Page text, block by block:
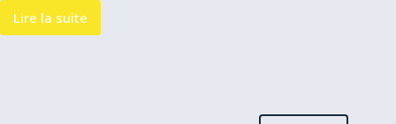
Lire la suite